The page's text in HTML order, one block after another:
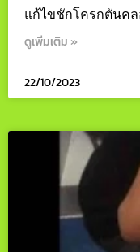
แก้ไขชักโครกตันคล
ดูเพิ่มเติม »
22/10/2023